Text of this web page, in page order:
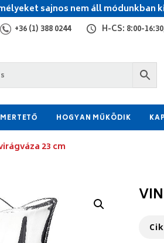
sajnos nem áll módunkban
+36 (1) 388 0244 H-CS: 8:00-
HOGYAN MŰKÖDIK
23 cm